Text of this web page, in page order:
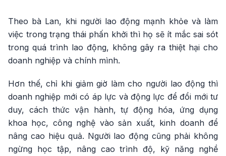
Theo bà Lan, khi người lao động mạnh khỏe và làm
việc trong trạng thái phấn khởi thì họ sẽ ít mắc sai sót
trong quá trình lao động, không gây ra thiệt hại cho
doanh nghiệp và chính mình.
Hơn thế, chỉ khi giảm giờ làm cho người lao động thì
doanh nghiệp mới có áp lực và động lực để đổi mới tư
duy, cách thức vận hành, tự động hóa, ứng dụng
khoa học, công nghệ vào sản xuất, kinh doanh để
nâng cao hiệu quả. Người lao động cũng phải không
ngừng học tập, nâng cao trình độ, kỹ năng nghề